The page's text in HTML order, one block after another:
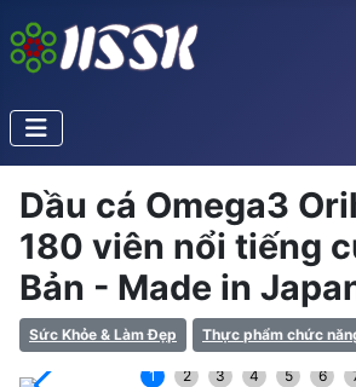
Dầu cá Omega3
180 viên nổi tiếng
Bản - Made in
Sức Khỏe & Làm Đẹp Thực phẩm chức
1 2 3 4 5 6